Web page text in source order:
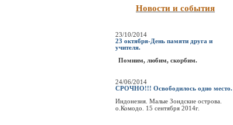
Новости и события
23/10/2014
23 октября-День памяти друга и
учителя.
Помним, любим, скорбим.
24/06/2014
СРОЧНО!!! Освободилось одно место.
Индонезия. Малые Зондские острова.
о.Комодо. 15 сентября 2014г.